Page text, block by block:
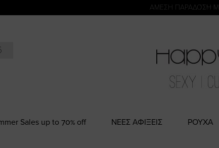
ΑΜΕΣΗ ΠΑΡΑΔΟΣΗ
Sales up to 70% off NΕΕΣ ΑΦΙΞΕΙΣ ΡΟΥΧΑ